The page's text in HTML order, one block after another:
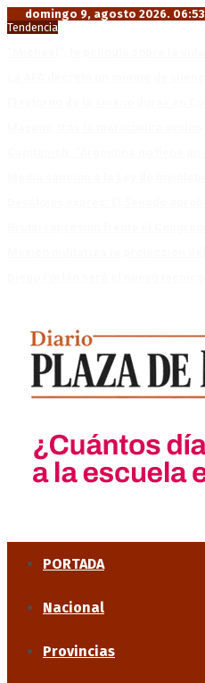
domingo 9, agosto 2026. 06:53
Tendencia
PORTADA
Nacional
Provincias